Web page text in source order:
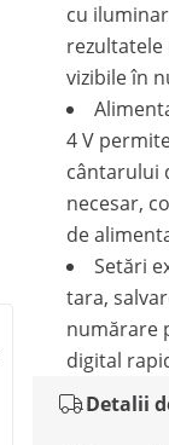
cu
vizibile în
4 V
cântarului
necesar,
de
Setări
tara,
numărare
digital
Detalii